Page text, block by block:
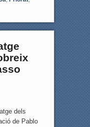
t
e
r
dels
de Pablo